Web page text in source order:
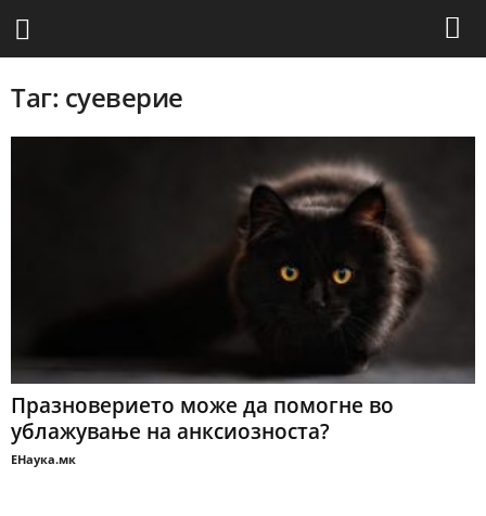
Таг: суеверие
Празноверието може да помогне во
ублажување на анксиозноста?
ЕНаука.мк